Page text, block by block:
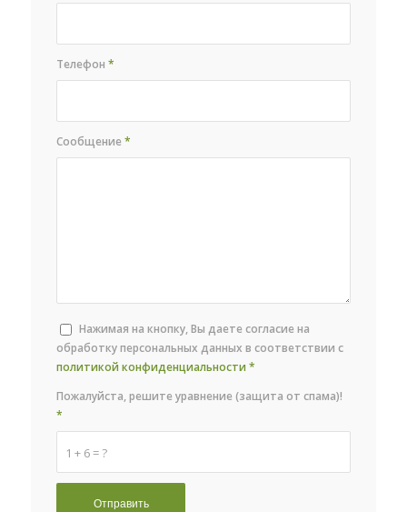
Телефон*
Сообщение*
Нажимая на кнопку, Вы даете согласие на
обработку персональных данных в соответствии с
политикой конфиденциальности *
1 + 6 = ?
Пожалуйста, решите уравнение (защита от спама)!
*